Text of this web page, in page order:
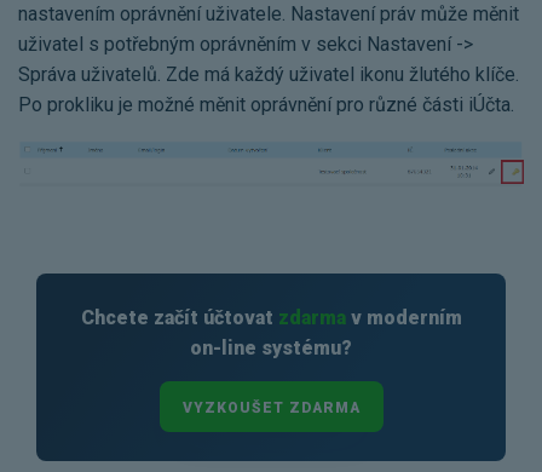
nastavením oprávnění uživatele. Nastavení práv může měnit
uživatel s potřebným oprávněním v sekci Nastavení ->
Správa uživatelů. Zde má každý uživatel ikonu žlutého klíče.
Po prokliku je možné měnit oprávnění pro různé části iÚčta.
Chcete začít účtovat zdarmav moderním
on-line systému?
VYZKOUŠET ZDARMA